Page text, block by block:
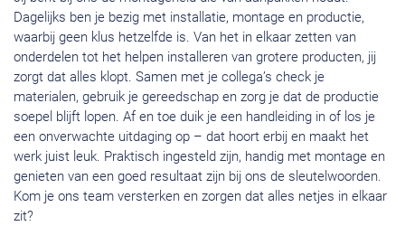
Dagelijks ben je bezig met installatie, montage en productie,
waarbij geen klus hetzelfde is. Van het in elkaar zetten van
onderdelen tot het helpen installeren van grotere producten, jij
zorgt dat alles klopt. Samen met je collega’s check je
materialen, gebruik je gereedschap en zorg je dat de productie
soepel blijft lopen. Af en toe duik je een handleiding in of los je
een onverwachte uitdaging op – dat hoort erbij en maakt het
werk juist leuk. Praktisch ingesteld zijn, handig met montage en
genieten van een goed resultaat zijn bij ons de sleutelwoorden.
Kom je ons team versterken en zorgen dat alles netjes in elkaar
zit?